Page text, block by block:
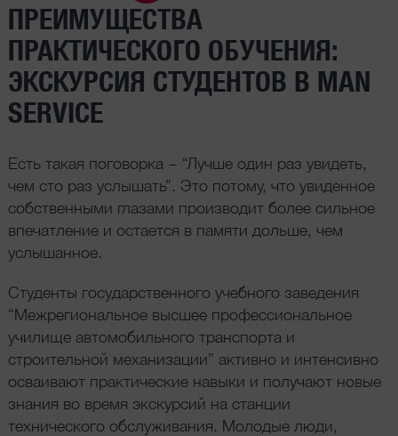
ПРЕИМУЩЕСТВА
ПРАКТИЧЕСКОГО ОБУЧЕНИЯ:
ЭКСКУРСИЯ СТУДЕНТОВ В MAN
SERVICE
Есть такая поговорка – “Лучше один раз увидеть,
чем сто раз услышать”. Это потому, что увиденное
собственными глазами производит более сильное
впечатление и остается в памяти дольше, чем
услышанное.
Студенты государственного учебного заведения
“Межрегиональное высшее профессиональное
училище автомобильного транспорта и
строительной механизации” активно и интенсивно
осваивают практические навыки и получают новые
знания во время экскурсий на станции
технического обслуживания. Молодые люди,